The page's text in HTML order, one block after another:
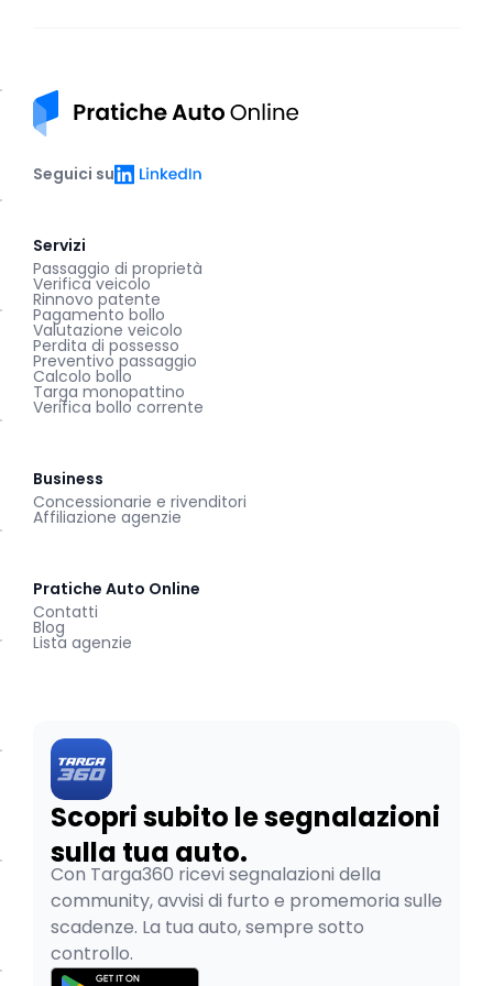
LinkedIn
Seguici su
Servizi
Passaggio di proprietà
Verifica veicolo
Rinnovo patente
Pagamento bollo
Valutazione veicolo
Perdita di possesso
Preventivo passaggio
Calcolo bollo
Targa monopattino
Verifica bollo corrente
Business
Concessionarie e rivenditori
Affiliazione agenzie
Pratiche Auto Online
Contatti
Blog
Lista agenzie
Scopri subito le segnalazioni
sulla tua auto.
Con Targa360 ricevi segnalazioni della
community, avvisi di furto e promemoria sulle
scadenze. La tua auto, sempre sotto
controllo.